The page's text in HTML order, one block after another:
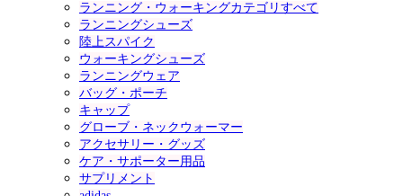
ランニング・ウォーキングカテゴリすべて
ランニングシューズ
陸上スパイク
ウォーキングシューズ
ランニングウェア
バッグ・ポーチ
キャップ
グローブ・ネックウォーマー
アクセサリー・グッズ
ケア・サポーター用品
サプリメント